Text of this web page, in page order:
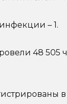
– 1.
48 505